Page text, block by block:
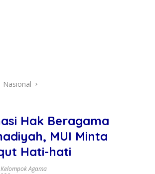
Nasional
Hak Beragama
MUI Minta
Hati-hati
Kelompok Agama